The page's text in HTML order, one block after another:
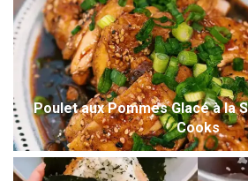
Poulet aux Pommes Glacé à la
Cooks